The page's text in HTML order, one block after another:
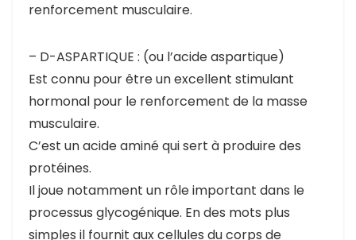
renforcement musculaire.
– D-ASPARTIQUE : (ou l’acide aspartique)
Est connu pour être un excellent stimulant
hormonal pour le renforcement de la masse
musculaire.
C’est un acide aminé qui sert à produire des
protéines.
Il joue notamment un rôle important dans le
processus glycogénique. En des mots plus
simples il fournit aux cellules du corps de